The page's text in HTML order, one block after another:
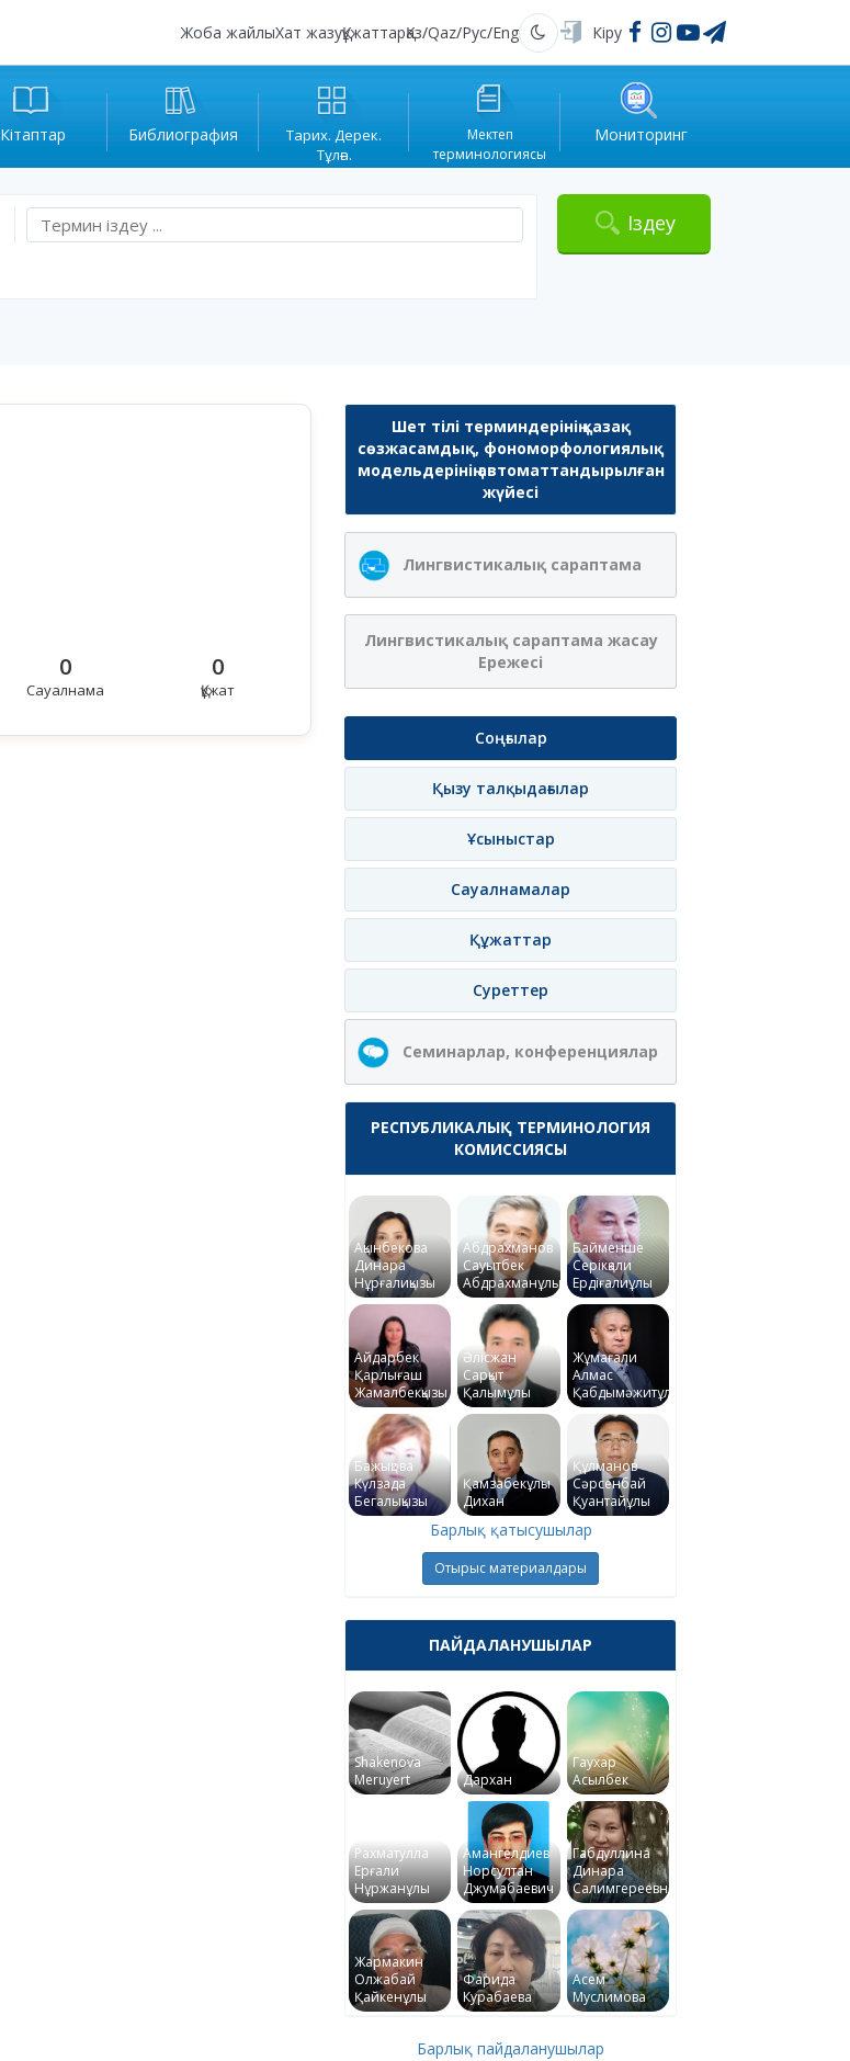
Жоба жайлыХат жазуҚұжаттарҚаз/Qaz/Рус/Eng Қараңғы Кіру
Кітаптар Библиография
Тарих. Дерек.
Тұлға.
Мектеп
терминологиясы
Мониторинг
Іздеу
0
Сауалнама
0
Құжат
Шет тілі терминдерінің қазақ
сөзжасамдық, фономорфологиялық
модельдерінің автоматтандырылған
жүйесі
Лингвистикалық сараптама
Лингвистикалық сараптама жасау
Ережесі
Соңғылар
Қызу талқыдағылар
Ұсыныстар
Сауалнамалар
Құжаттар
Суреттер
Семинарлар, конференциялар
РЕСПУБЛИКАЛЫҚ ТЕРМИНОЛОГИЯ
КОМИССИЯСЫ
Ақынбекова
Динара
Нұрғалиқызы
Абдрахманов
Сауытбек
Абдрахманұлы
Байменше
Серікқали
Ердіғалиұлы
Айдарбек
Қарлығаш
Жамалбекқызы
Әлісжан
Сарқыт
Қалымұлы
Жұмағали
Алмас
Қабдымәжитұлы
Бажықова
Күлзада
Бегалықызы
Қамзабекұлы
Дихан
Құлманов
Сәрсенбай
Қуантайұлы
Барлық қатысушылар
Отырыс материалдары
ПАЙДАЛАНУШЫЛАР
Shakenova
Meruyert
Дархан
Гаухар
Асылбек
Рахматулла
Ерғали
Нұржанұлы
Амангелдиев
Норсултан
Джумабаевич
Габдуллина
Динара
Салимгереевна
Жармакин
Олжабай
Қайкенұлы
Фарида
Курабаева
Асем
Муслимова
Барлық пайдаланушылар